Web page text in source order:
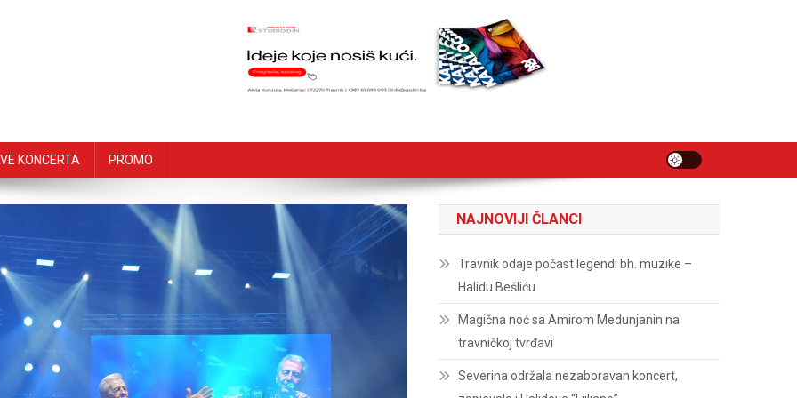
KONCERTA PROMO
NAJNOVIJI ČLANCI
Travnik odaje počast legendi bh. muzike –
Halidu Bešliću
Magična noć sa Amirom Medunjanin na
travničkoj tvrđavi
Severina održala nezaboravan koncert,